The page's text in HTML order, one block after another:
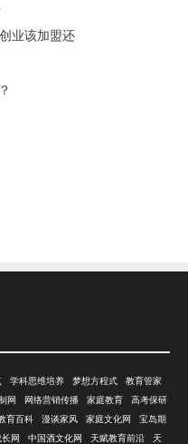
业该加盟还
学科思维培养 梦想方程式
教育管家
网 网络营销传播 家庭教育
高考保研
育百科 漫谈家风 家庭文化网
宝岛期
网 中国酒文化网 天赋教育前沿
天